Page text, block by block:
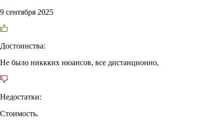
9 сентября 2025
Достоинства:
Не было никкких нюансов, все дистанционно,
Недостатки:
Стоимость.